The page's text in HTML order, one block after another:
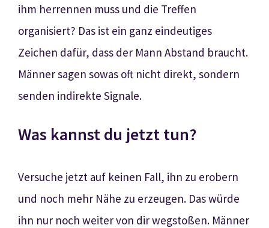
ihm herrennen muss und die Treffen
organisiert? Das ist ein ganz eindeutiges
Zeichen dafür, dass der Mann Abstand braucht.
Männer sagen sowas oft nicht direkt, sondern
senden indirekte Signale.
Was kannst du jetzt tun?
Versuche jetzt auf keinen Fall, ihn zu erobern
und noch mehr Nähe zu erzeugen. Das würde
ihn nur noch weiter von dir wegstoßen. Männer